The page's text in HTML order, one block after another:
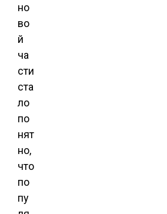
но
во
й
ча
сти
ста
ло
по
нят
но,
что
по
пу